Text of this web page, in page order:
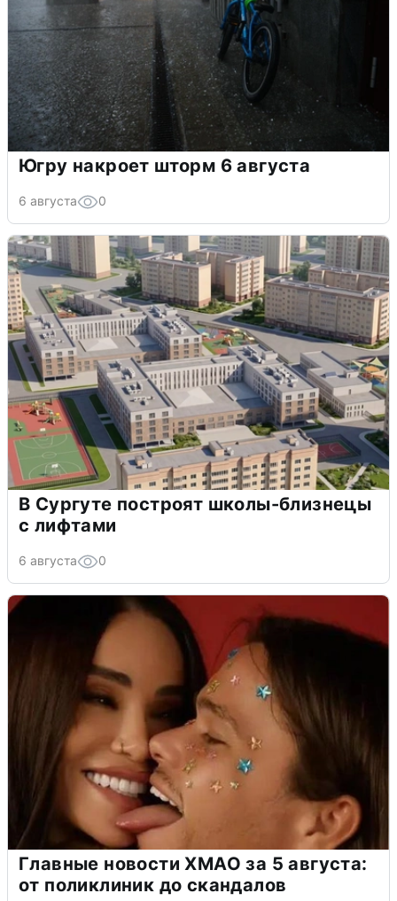
Югру накроет шторм 6 августа
6 августа 0
В Сургуте построят школы-близнецы
с лифтами
6 августа 0
Главные новости ХМАО за 5 августа:
от поликлиник до скандалов